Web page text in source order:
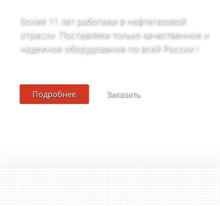
Более 11 лет работаем в нефтегазовой
отрасли. Поставляем только качественное и
надежное оборудование по всей России !
Подробнее Заказать
11 лет в отрасли